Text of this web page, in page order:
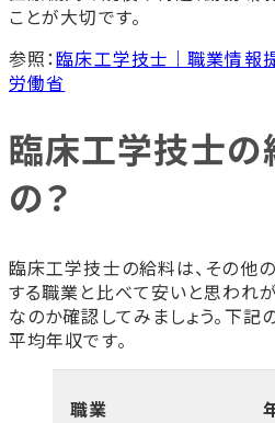
ことが大切です。
参照：臨床工学技士｜職業情報
労働省
臨床工学技士の
の？
臨床工学技士の給料は、その他
する職業と比べて安いと思われ
なのか確認してみましょう。下
平均年収です。
職業